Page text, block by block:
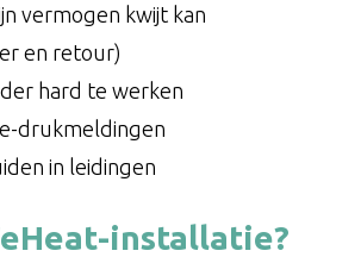
vermogen kwijt kan
en retour)
hard te werken
drukmeldingen
in leidingen
installatie?